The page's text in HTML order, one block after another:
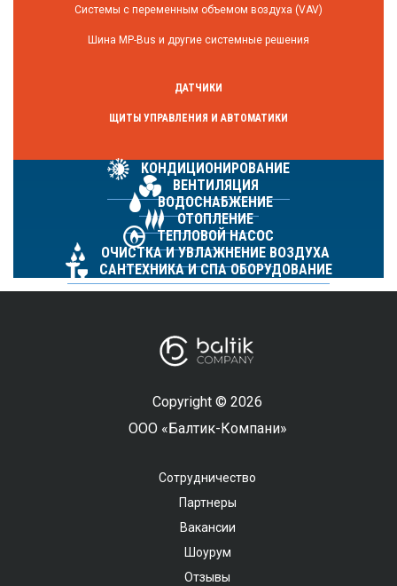
Системы с переменным объемом воздуха (VAV)
Шина MP-Bus и другие системные решения
ДАТЧИКИ
ЩИТЫ УПРАВЛЕНИЯ И АВТОМАТИКИ
КОНДИЦИОНИРОВАНИЕ
ВЕНТИЛЯЦИЯ
ВОДОСНАБЖЕНИЕ
ОТОПЛЕНИЕ
ТЕПЛОВОЙ НАСОС
ОЧИСТКА И УВЛАЖНЕНИЕ ВОЗДУХА
САНТЕХНИКА И СПА ОБОРУДОВАНИЕ
Copyright © 2026
ООО «Балтик-Компани»
Сотрудничество
Партнеры
Вакансии
Шоурум
Отзывы